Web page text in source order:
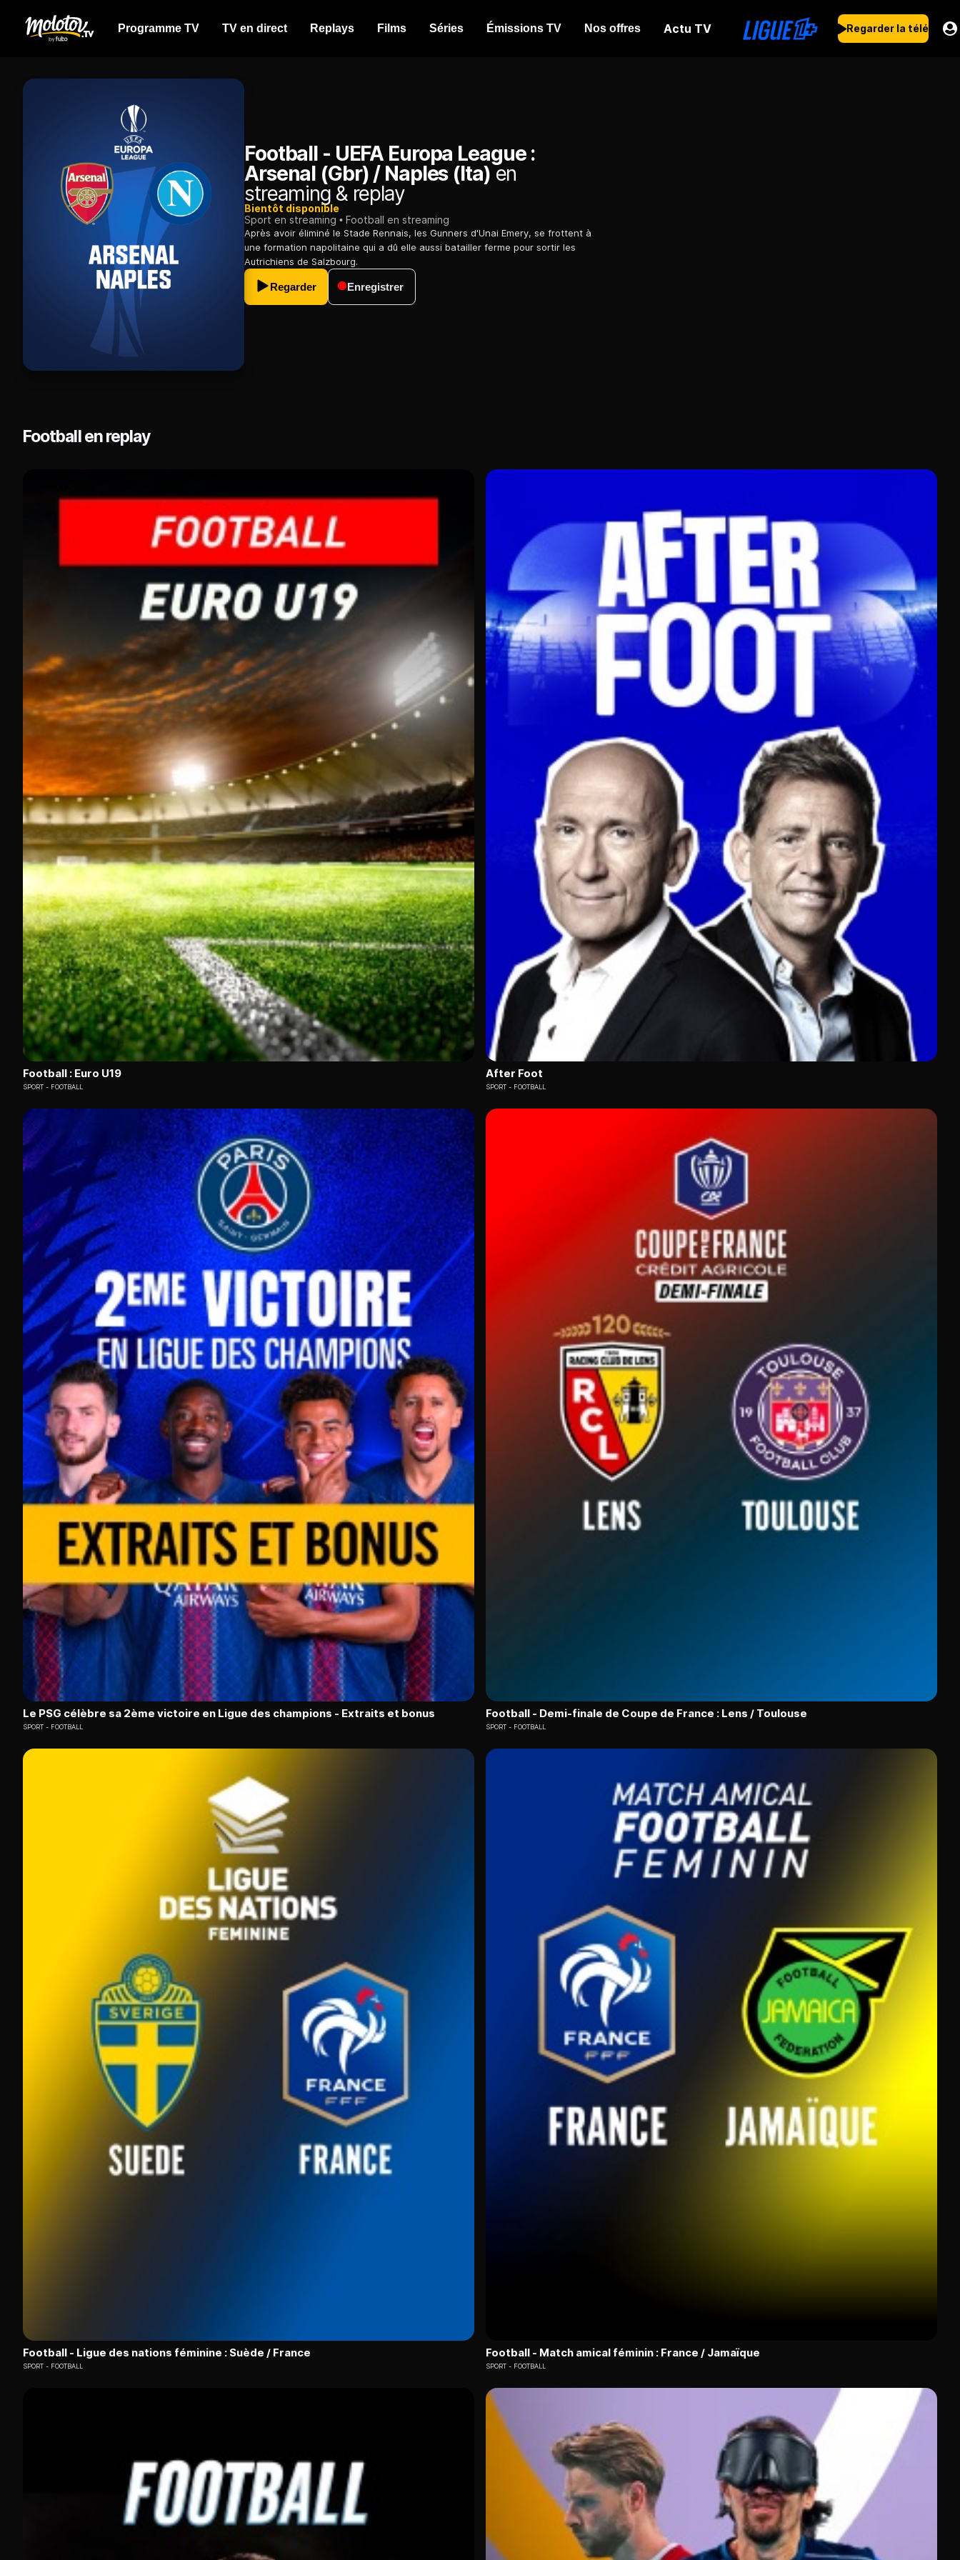
Programme TV TV en direct Replays Films Séries Émissions TV Nos offres Actu TV Regarder la télé
Football - UEFA Europa League :
Arsenal (Gbr) / Naples (Ita) en
streaming & replay
Bientôt disponible
Sport en streaming
Football en streaming
Après avoir éliminé le Stade Rennais, les Gunners d'Unai Emery, se frottent à
une formation napolitaine qui a dû elle aussi batailler ferme pour sortir les
Autrichiens de Salzbourg.
Regarder Enregistrer
Football en replay
Football : Euro U19
SPORT FOOTBALL
After Foot
SPORT FOOTBALL
Le PSG célèbre sa 2ème victoire en Ligue des champions - Extraits et bonus
SPORT FOOTBALL
Football - Demi-finale de Coupe de France : Lens / Toulouse
SPORT FOOTBALL
Football - Ligue des nations féminine : Suède / France
SPORT FOOTBALL
Football - Match amical féminin : France / Jamaïque
SPORT FOOTBALL